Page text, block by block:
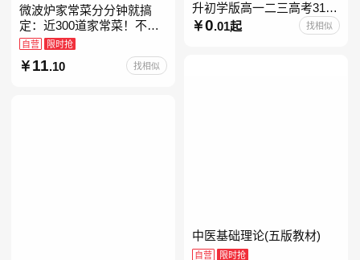
升初学版高一二三高考31期
30快捷英语阅读理解2027
0.01起 找相似
微波炉家常菜分分钟就搞
定：近300道家常菜！不开
火、零油烟！蒸、煮、炒、
烤、焗……全彩印刷+步骤
图解，让美味跃然眼前、操
自营 限时抢
11 .10 找相似
中医基础理论(五版教材)
自营 限时抢